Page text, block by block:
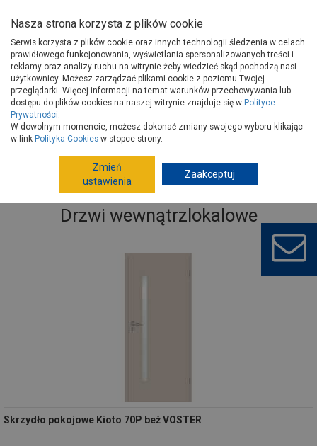
Strona główna Wykończenie Drzwi
Drzwi wewnętrzne
Drzwi wewnątrzlokalowe
Drzwi wewnątrzlokalowe
Skrzydło pokojowe Kioto 70P beż VOSTER
Nasza strona korzysta z plików cookie
Serwis korzysta z plików cookie oraz innych technologii śledzenia w celach
prawidłowego funkcjonowania, wyświetlania spersonalizowanych treści i
reklamy oraz analizy ruchu na witrynie żeby wiedzieć skąd pochodzą nasi
użytkownicy. Możesz zarządzać plikami cookie z poziomu Twojej
przeglądarki. Więcej informacji na temat warunków przechowywania lub
dostępu do plików cookies na naszej witrynie znajduje się w Polityce
Prywatności.
W dowolnym momencie, możesz dokonać zmiany swojego wyboru klikając
w link Polityka Cookies w stopce strony.
Zmień
ustawienia
Zaakceptuj